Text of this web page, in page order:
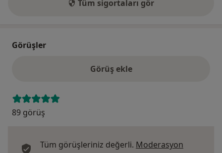
Tüm sigortaları gör
Görüşler
Görüş ekle
89 görüş
Tüm görüşleriniz değerli. Moderasyon